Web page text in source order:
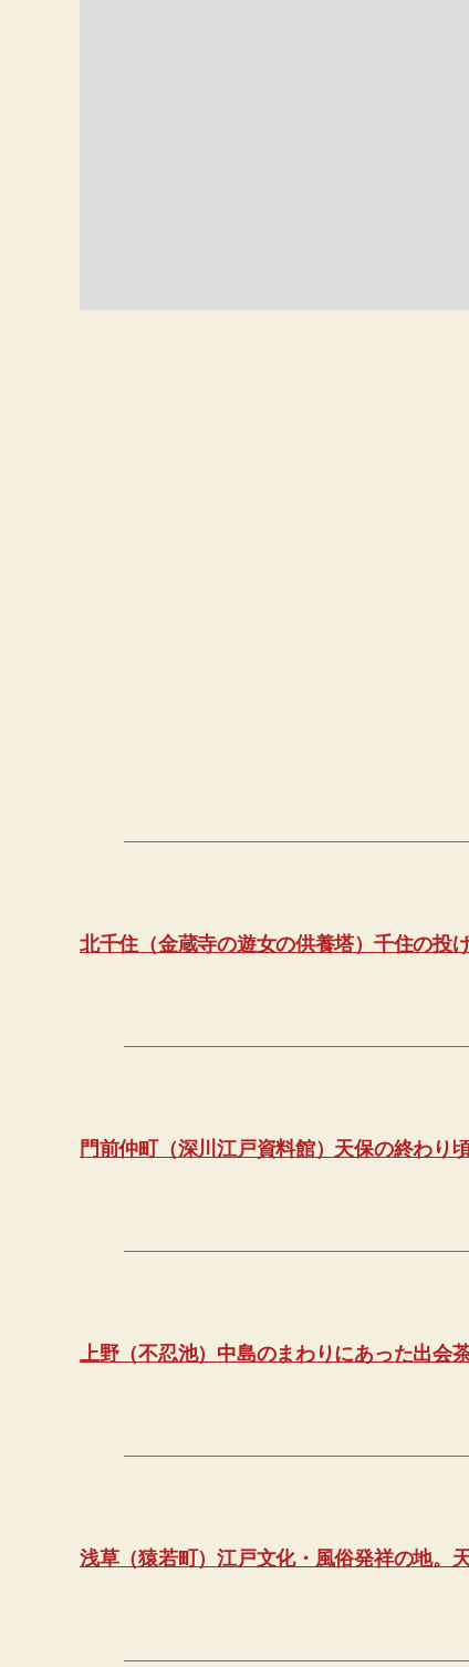
北千住（金蔵寺の遊女の供養塔）千住の投げ
門前仲町（深川江戸資料館）天保の終わり
上野（不忍池）中島のまわりにあった出会
浅草（猿若町）江戸文化・風俗発祥の地。